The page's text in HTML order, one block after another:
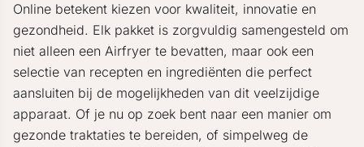
Online betekent kiezen voor kwaliteit, innovatie en
gezondheid. Elk pakket is zorgvuldig samengesteld om
niet alleen een Airfryer te bevatten, maar ook een
selectie van recepten en ingrediënten die perfect
aansluiten bij de mogelijkheden van dit veelzijdige
apparaat. Of je nu op zoek bent naar een manier om
gezonde traktaties te bereiden, of simpelweg de